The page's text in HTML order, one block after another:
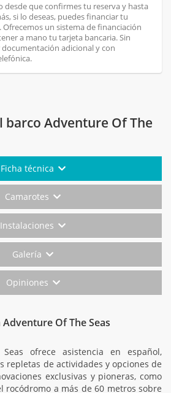
desde que confirmes tu reserva y hasta
si lo deseas, puedes financiar tu
Ofrecemos un sistema de financiación
a mano tu tarjeta bancaria. Sin
adicional y con
Adventure Of The
Ficha técnica
Camarotes
Instalaciones
Galería
Opiniones
Adventure Of The Seas
ofrece asistencia en español,
repletas de actividades y opciones de
exclusivas y pioneras, como
rocódromo a más de 60 metros sobre